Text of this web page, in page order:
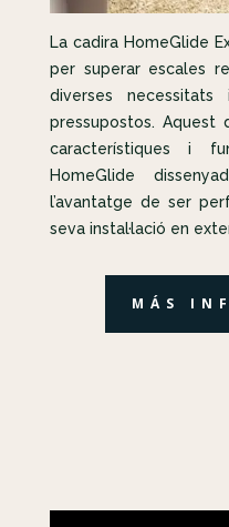
La cadira HomeGlide
per superar escales
diverses
pressupostos. Aquest
característiques i
HomeGlide
l’avantatge de ser
seva instal·lació en
MÁS